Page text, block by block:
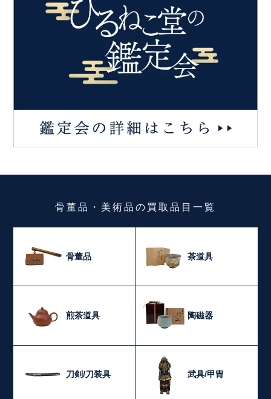
骨董品・美術品の買取品目一覧
骨董品 茶道具
煎茶道具 陶磁器
刀剣/刀装具 武具/甲冑